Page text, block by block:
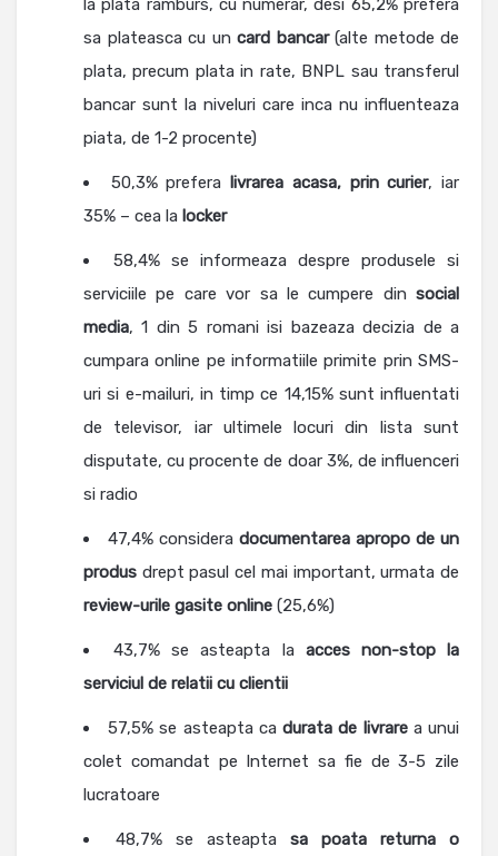
la plata ramburs, cu numerar, desi 65,2% prefera
sa plateasca cu un card bancar (alte metode de
plata, precum plata in rate, BNPL sau transferul
bancar sunt la niveluri care inca nu influenteaza
piata, de 1-2 procente)
50,3% preferalivrarea acasa, prin curier, iar
35% – cea la locker
58,4% se informeaza despre produsele si
serviciile pe care vor sa le cumpere din social
media, 1 din 5 romani isi bazeaza decizia de a
cumpara online pe informatiile primite prin SMS-
uri si e-mailuri, in timp ce 14,15% sunt influentati
de televisor, iar ultimele locuri din lista sunt
disputate, cu procente de doar 3%, de influenceri
si radio
47,4% considera documentarea apropo de un
produs drept pasul cel mai important, urmata de
review-urile gasite online (25,6%)
43,7% se asteapta la acces non-stop la
serviciul de relatii cu clientii
57,5% se asteapta cadurata de livrarea unui
colet comandat pe Internet sa fie de 3-5 zile
lucratoare
48,7% se asteapta sa poata returna o